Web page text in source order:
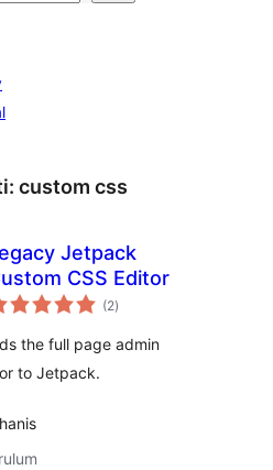
custom css
Jetpack
CSS Editor
(2toplam
puan
)
the full page admin
to Jetpack.